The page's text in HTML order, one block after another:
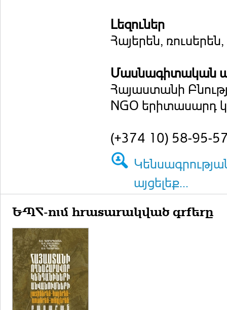
Լեզուներ
Հայերեն,
Մասնագիտական
Հայաստանի
NGO երիտասարդ
(+374 10) 58-95-
այցելեք...
ԵՊՀ-ում հրատարակված գրքերը